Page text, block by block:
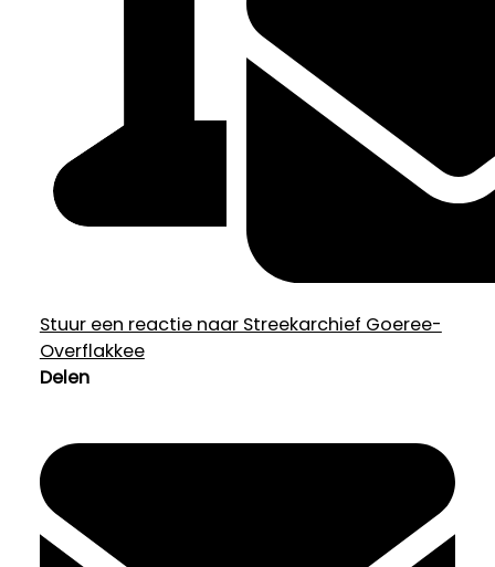
Stuur een reactie naar Streekarchief Goeree-
Overflakkee
Delen